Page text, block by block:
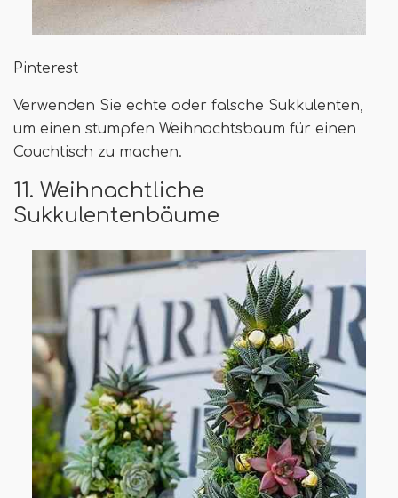
Pinterest
Verwenden Sie echte oder falsche Sukkulenten,
um einen stumpfen Weihnachtsbaum für einen
Couchtisch zu machen.
11. Weihnachtliche
Sukkulentenbäume